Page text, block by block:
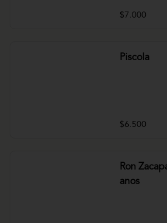
$7.000
Piscola
$6.500
Ron
anos